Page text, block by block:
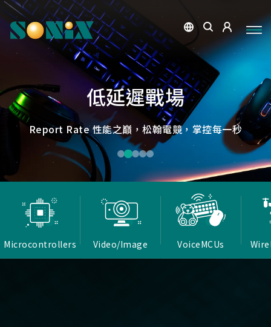
微小核心，巨大力量
松翰MCU：極致效能，智慧應用無所不在
低延遲戰場
Report Rate 性能之巔，松翰電競，掌控每一秒
捕捉每個清晰瞬間
高畫質ISP技術，支援HDR/3D降噪，提供卓越影像處理
能力
點讀魔法，數位學習新體驗
OID光學辨識技術，紙本內容瞬間數位化，開啟互動新篇
章
低延遲，無線視界
確保流暢穩定的影像傳輸
Microcontrollers Video/Image VoiceMCUs